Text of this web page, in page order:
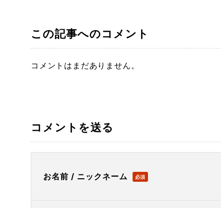
この記事へのコメント
コメントはまだありません。
コメントを送る
お名前 / ニックネーム 必須